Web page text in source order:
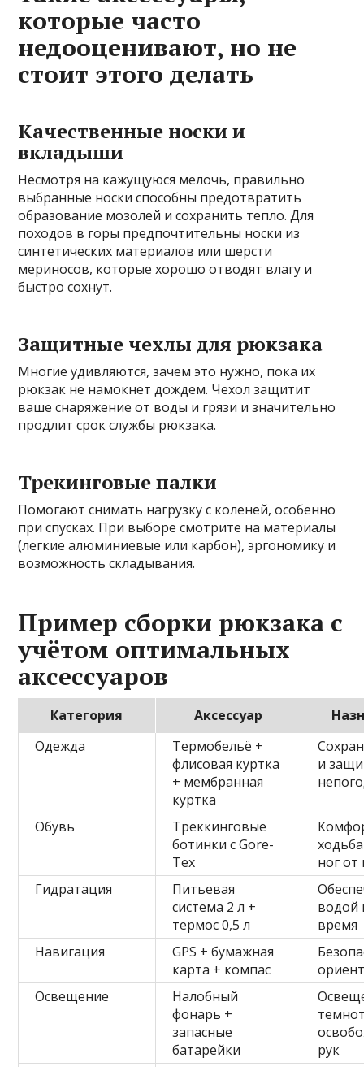
которые часто
недооценивают, но не
стоит этого делать
Качественные носки и
вкладыши
Несмотря на кажущуюся мелочь, правильно
выбранные носки способны предотвратить
образование мозолей и сохранить тепло. Для
походов в горы предпочтительны носки из
синтетических материалов или шерсти
мериносов, которые хорошо отводят влагу и
быстро сохнут.
Защитные чехлы для рюкзака
Многие удивляются, зачем это нужно, пока их
рюкзак не намокнет дождем. Чехол защитит
ваше снаряжение от воды и грязи и значительно
продлит срок службы рюкзака.
Трекинговые палки
Помогают снимать нагрузку с коленей, особенно
при спусках. При выборе смотрите на материалы
(легкие алюминиевые или карбон), эргономику и
возможность складывания.
Пример сборки рюкзака с
учётом оптимальных
аксессуаров
Категория Аксессуар
Одежда
Термобельё +
флисовая куртка
+ мембранная
куртка
и
Обувь
Треккинговые
ботинки с Gore-
Tex
ног от
Гидратация
Питьевая
система 2 л +
термос 0,5 л
водой
время
Навигация
GPS + бумажная
карта + компас
Освещение
Налобный
фонарь +
запасные
батарейки
рук